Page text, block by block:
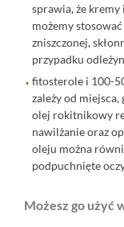
sprawia, że
możemy
zniszczonej,
przypadku
fitosterole i 100-
zależy od
olej rokitnikowy
nawilżanie oraz
oleju można
podpuchnięte
Możesz go użyć